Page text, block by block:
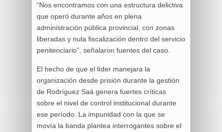
“Nos encontramos con una estructura delictiva
que operó durante años en plena
administración pública provincial, con zonas
liberadas y nula fiscalización dentro del servicio
penitenciario”, señalaron fuentes del caso.
El hecho de que el líder manejara la
organización desde prisión durante la gestión
de Rodríguez Saá genera fuertes críticas
sobre el nivel de control institucional durante
ese período. La impunidad con la que se
movía la banda plantea interrogantes sobre el